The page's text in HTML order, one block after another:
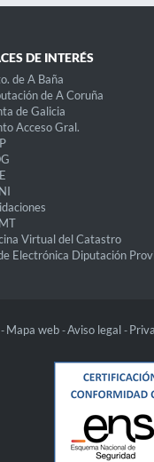
DE INTERÉS
de A Baña
de A Coruña
de Galicia
Acceso Gral.
Virtual del Catastro
Electrónica Diputación
- Mapa web -Aviso legal -